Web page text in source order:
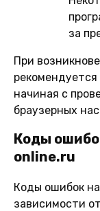
за
При
начиная с
браузерных
Коды
online.ru
Коды ошибок
зависимости